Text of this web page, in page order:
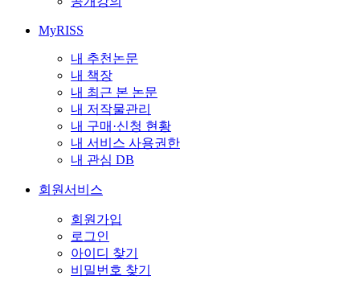
MyRISS
내 추천논문
내 책장
내 최근 본 논문
내 저작물관리
내 구매·신청 현황
내 서비스 사용권한
내 관심 DB
회원서비스
회원가입
로그인
아이디 찾기
비밀번호 찾기